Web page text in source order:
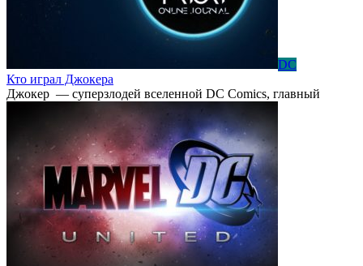
DC
Кто играл Джокера
Джокер — суперзлодей вселенной DC Comics, главный